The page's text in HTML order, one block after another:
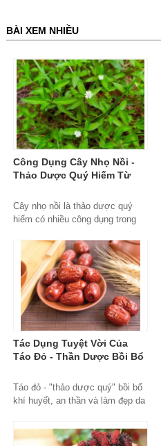
BÀI XEM NHIỀU
Công Dụng Cây Nhọ Nồi -
Thảo Dược Quý Hiếm Từ
Cây nhọ nồi là thảo dược quý
hiếm có nhiều công dụng trong
cường sức khỏe tổng thể.
Tác Dụng Tuyệt Vời Của
Táo Đỏ - Thần Dược Bồi Bổ
Táo đỏ - "thảo dược quý" bồi bổ
khí huyết, an thần và làm đẹp da
năm qua.